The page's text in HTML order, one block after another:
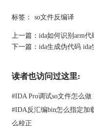
2、打开IDA Pro，选
件。
3、在打开文件时，
4、在分析过程中，
查找、函数列表等。
标签： so文件反编译
上一篇： ida如何识别arm代
下一篇： ida生成伪代码
读者也访问过这里:
#IDA Pro调试so文件怎么
#IDA反汇编bin怎么指定加
么校正